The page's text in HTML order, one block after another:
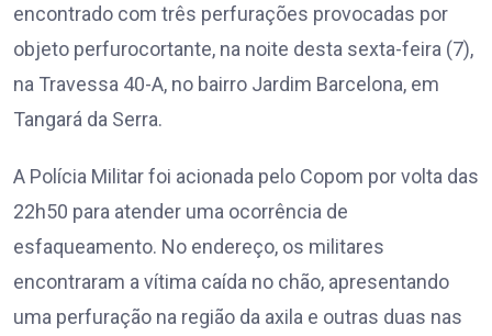
encontrado com três perfurações provocadas por
objeto perfurocortante, na noite desta sexta-feira (7),
na Travessa 40-A, no bairro Jardim Barcelona, em
Tangará da Serra.
A Polícia Militar foi acionada pelo Copom por volta das
22h50 para atender uma ocorrência de
esfaqueamento. No endereço, os militares
encontraram a vítima caída no chão, apresentando
uma perfuração na região da axila e outras duas nas